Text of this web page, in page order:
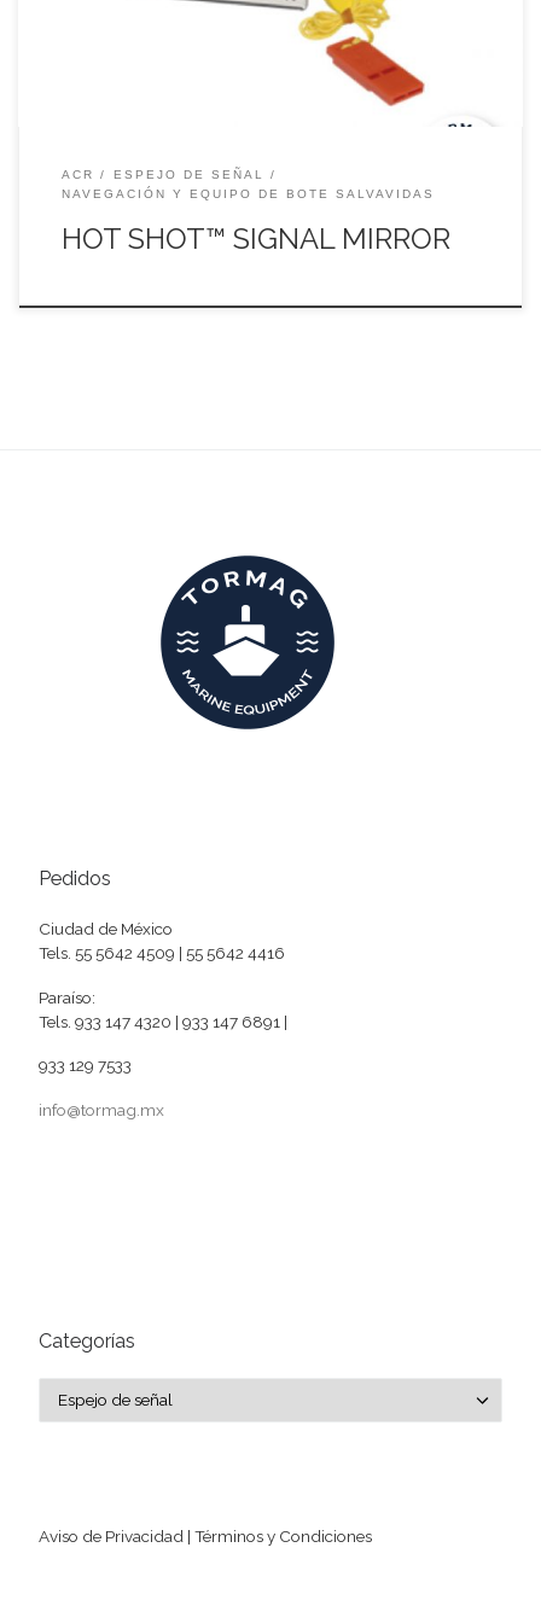
«punto rojo» ITEM NO: 1700
ACR
ESPEJO DE SEÑAL
NAVEGACIÓN Y EQUIPO DE BOTE SALVAVIDAS
HOT SHOT™ SIGNAL MIRROR
Pedidos
Ciudad de México
Tels. 55 5642 4509 | 55 5642 4416
Paraíso:
Tels. 933 147 4320 | 933 147 6891 |
933 129 7533
info@tormag.mx
Categorías
Aviso de Privacidad | Términos y Condiciones